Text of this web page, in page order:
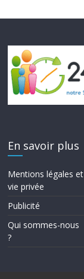
En savoir plus
Mentions légales et
vie privée
Publicité
Qui sommes-nous
?